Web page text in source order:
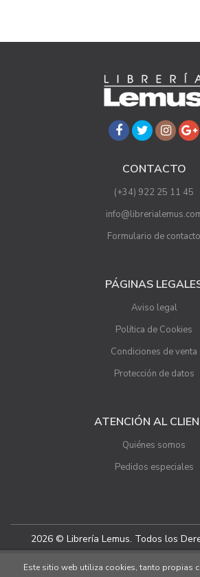
CONTACTO
(+34) 922 25 11 45
Formulario de contacto
PÁGINAS
Aviso legal
Política de Cookies
Condiciones de venta
Protección de datos
ATENCIÓN AL
Quiénes somos
Pedidos especiales
2026 © Librería Lemus. Todos los
Este sitio web utiliza cookies, tanto propias